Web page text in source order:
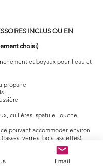
INCLUS OU EN
choisi)
et boyaux pour l'eau et
propane
cuillères, spatule, louche,
pouvant accommoder environ
verres, bols, assiettes)
Email